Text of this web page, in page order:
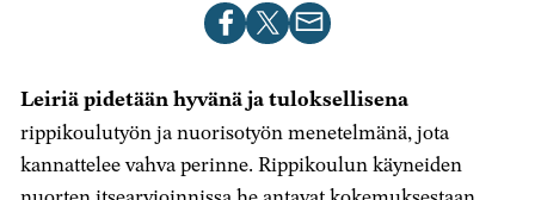
Jaa
artikkeli
Jaa
artikkeli
palvelussa
Jaa
artikkeli
Leiriä pidetään hyvänä ja tuloksellisena
rippikoulutyön ja nuorisotyön menetelmänä, jota
kannattelee vahva perinne. Rippikoulun käyneiden